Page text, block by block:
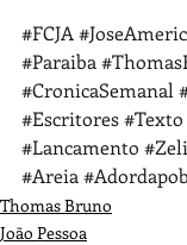
#FCJA
#Paraiba
#CronicaSemanal
#Escritores#Texto
#Lancamento
#Areia
Thomas Bruno
João Pessoa